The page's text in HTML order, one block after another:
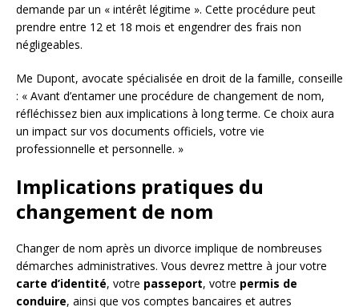
demande par un « intérêt légitime ». Cette procédure peut
prendre entre 12 et 18 mois et engendrer des frais non
négligeables.
Me Dupont, avocate spécialisée en droit de la famille, conseille
: « Avant d’entamer une procédure de changement de nom,
réfléchissez bien aux implications à long terme. Ce choix aura
un impact sur vos documents officiels, votre vie
professionnelle et personnelle. »
Implications pratiques du
changement de nom
Changer de nom après un divorce implique de nombreuses
démarches administratives. Vous devrez mettre à jour votre
carte d’identité, votre passeport, votre permis de
conduire, ainsi que vos comptes bancaires et autres